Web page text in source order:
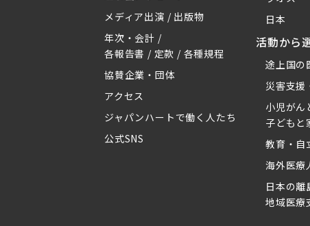
メディア出演 / 出版物
年次・会計 /
各報告書 / 定款 / 各種規程
協賛企業・団体
アクセス
ジャパンハートで働く人たち
公式SNS
日本
活動から
途上国の
災害支援
小児がん
子どもと
教育・自
海外医療
日本の離
地域医療